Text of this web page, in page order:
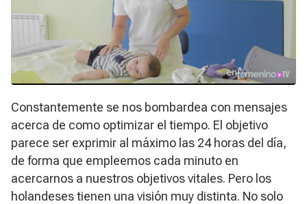
Constantemente se nos bombardea con mensajes
acerca de como optimizar el tiempo. El objetivo
parece ser exprimir al máximo las 24 horas del día,
de forma que empleemos cada minuto en
acercarnos a nuestros objetivos vitales. Pero los
holandeses tienen una visión muy distinta. No solo